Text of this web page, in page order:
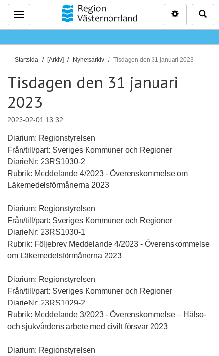
Meny
D
ä
r
h
ä
:
Startsida [Arkiv] Nyhetsarkiv Tisdagen den 31 januari 2023
Tisdagen den 31 januari
2023
2023-02-01 13:32
Diarium: Regionstyrelsen
Från/till/part: Sveriges Kommuner och Regioner
DiarieNr: 23RS1030-2
Rubrik: Meddelande 4/2023 - Överenskommelse om
Läkemedelsförmånerna 2023
Diarium: Regionstyrelsen
Från/till/part: Sveriges Kommuner och Regioner
DiarieNr: 23RS1030-1
Rubrik: Följebrev Meddelande 4/2023 - Överenskommelse
om Läkemedelsförmånerna 2023
Diarium: Regionstyrelsen
Från/till/part: Sveriges Kommuner och Regioner
DiarieNr: 23RS1029-2
Rubrik: Meddelande 3/2023 - Överenskommelse – Hälso-
och sjukvårdens arbete med civilt försvar 2023
Diarium: Regionstyrelsen